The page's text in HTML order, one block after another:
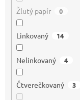
Žlutý papír 0
Linkovaný 14
Nelinkovaný 4
Čtverečkovaný 3